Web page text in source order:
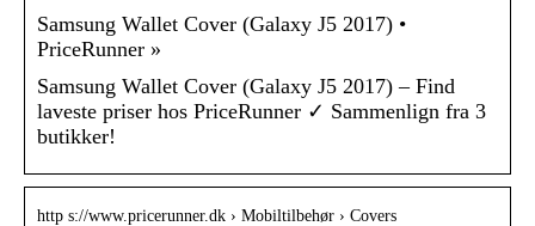
Samsung Wallet Cover (Galaxy J5 2017) •
PriceRunner »
Samsung Wallet Cover (Galaxy J5 2017) – Find
laveste priser hos PriceRunner ✓ Sammenlign fra 3
butikker!
http s://www.pricerunner.dk › Mobiltilbehør › Covers